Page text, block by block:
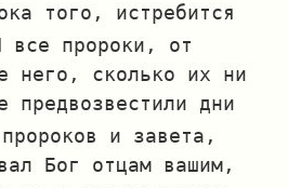
того, истребится
все пророки, от
него, сколько их ни
предвозвестили дни
и завета,
Бог отцам вашим,